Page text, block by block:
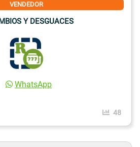
VENDEDOR
Y DESGUACES
WhatsApp
48